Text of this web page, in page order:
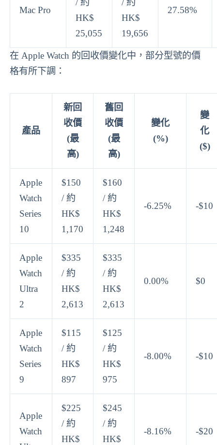
Mac Pro
/ 約
HK$
25,055
/ 約
HK$
19,656
27.58%
在 Apple Watch 的回收價變化中，部分型號的價
格有所下調：
產品
新回
收價
(最
高)
舊回
收價
(最
高)
變化
(%)
變
化
($)
Apple
Watch
Series
10
$150
/ 約
HK$
1,170
$160
/ 約
HK$
1,248
-6.25% -$10
Apple
Watch
Ultra
2
$335
/ 約
HK$
2,613
$335
/ 約
HK$
2,613
0.00% $0
Apple
Watch
Series
9
$115
/ 約
HK$
897
$125
/ 約
HK$
975
-8.00% -$10
Apple
Watch
$225
/ 約
HK$
$245
/ 約
HK$
-8.16% -$20